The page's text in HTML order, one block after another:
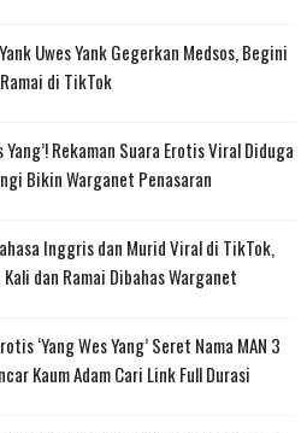
Uwes Yank Gegerkan Medsos, Begini
di TikTok
Yang’! Rekaman Suara Erotis Viral Diduga
Bikin Warganet Penasaran
Inggris dan Murid Viral di TikTok,
dan Ramai Dibahas Warganet
‘Yang Wes Yang’ Seret Nama MAN 3
Kaum Adam Cari Link Full Durasi